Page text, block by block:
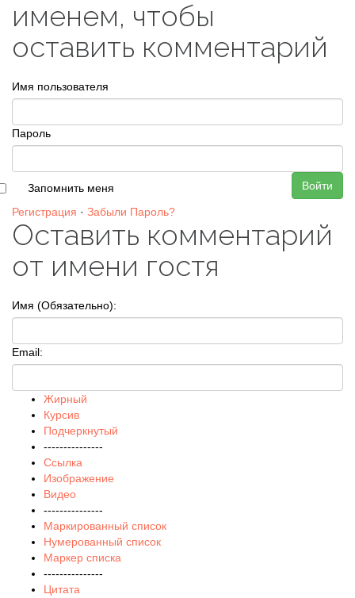
именем, чтобы
оставить комментарий
Имя пользователя
Пароль
Войти
Запомнить меня
Регистрация · Забыли Пароль?
Оставить комментарий
от имени гостя
Имя (Обязательно):
Email:
Жирный
Курсив
Подчеркнутый
---------------
Ссылка
Изображение
Видео
---------------
Маркированный список
Нумерованный список
Маркер списка
---------------
Цитата